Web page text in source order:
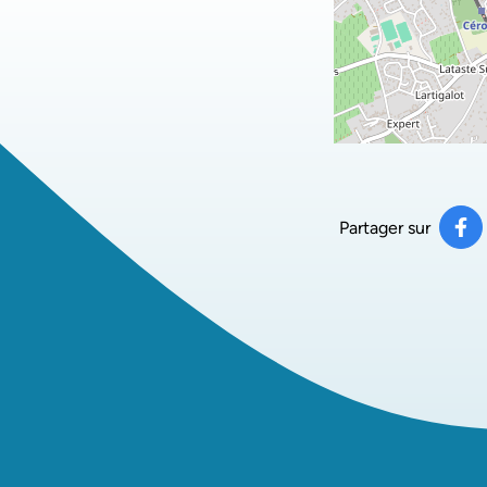
Partager sur